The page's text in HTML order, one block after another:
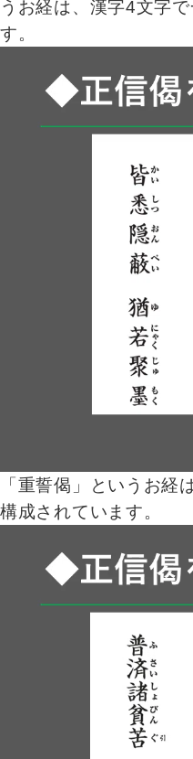
うお経は、漢字4文字
す。
「重誓偈」というお経
構成されています。